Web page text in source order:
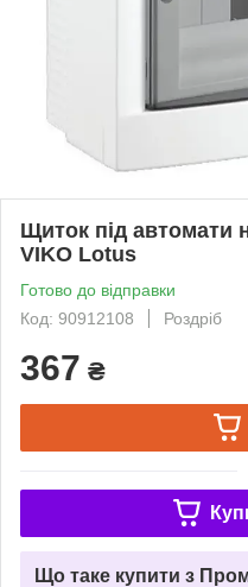
Щиток під автомати
VIKO Lotus
Готово до відправки
Код: 90912108
Роздріб
367 ₴
Що таке купити з